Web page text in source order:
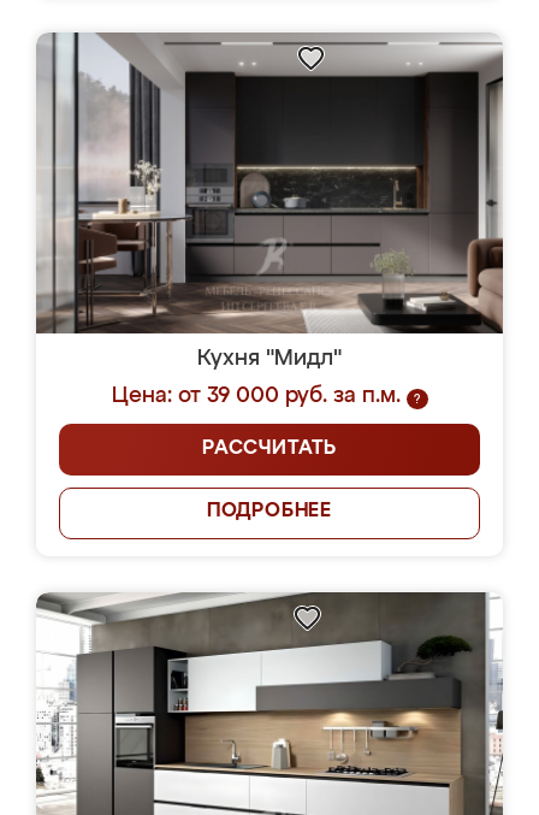
Кухня "Мидл"
Цена: от 39 000 руб. за п.м.
?
РАССЧИТАТЬ
ПОДРОБНЕЕ